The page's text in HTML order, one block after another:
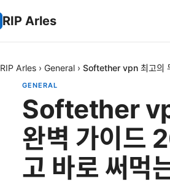
RIP Arles
RIP Arles › General › Softether vpn 최고의
GENERAL
Softether
완벽 가이드
고 바로 써먹